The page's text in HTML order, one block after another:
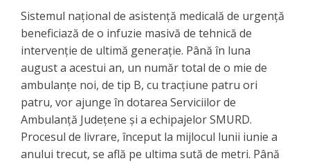
Sistemul național de asistență medicală de urgență
beneficiază de o infuzie masivă de tehnică de
intervenție de ultimă generație. Până în luna
august a acestui an, un număr total de o mie de
ambulanțe noi, de tip B, cu tracțiune patru ori
patru, vor ajunge în dotarea Serviciilor de
Ambulanță Județene și a echipajelor SMURD. ​
Procesul de livrare, început la mijlocul lunii iunie a
anului trecut, se află pe ultima sută de metri. Până